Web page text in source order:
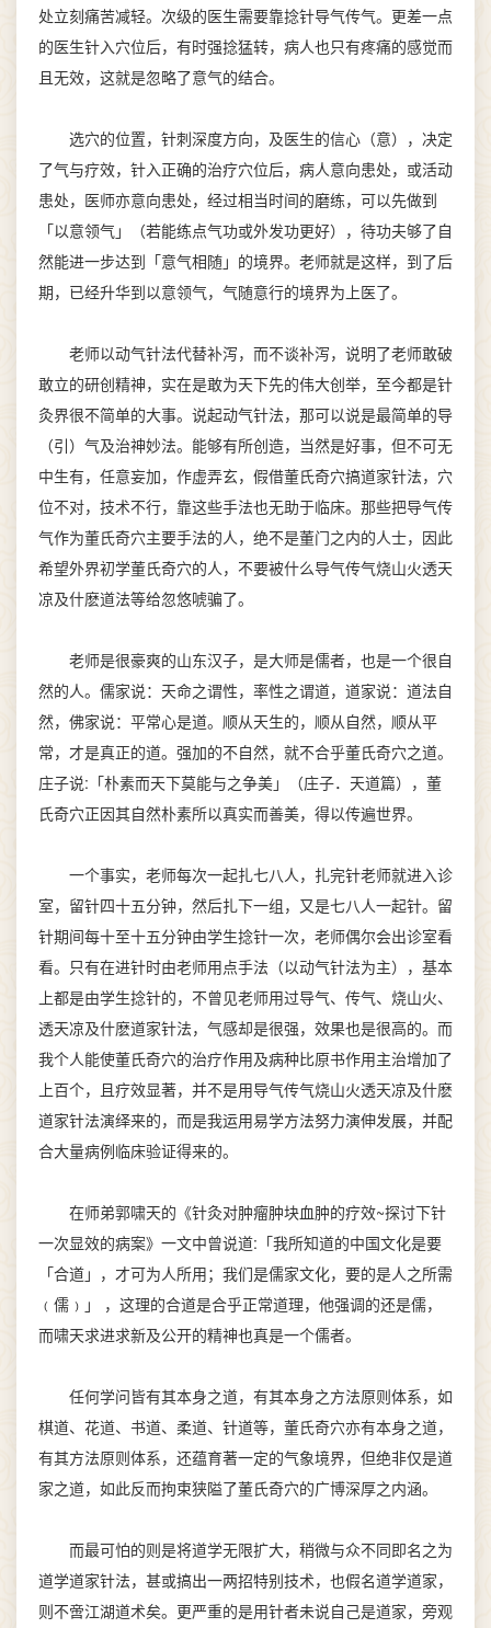
处立刻痛苦减轻。次级的医生需要靠捻针导气传气。更差一点
的医生针入穴位后，有时强捻猛转，病人也只有疼痛的感觉而
且无效，这就是忽略了意气的结合。
选穴的位置，针刺深度方向，及医生的信心（意），决定
了气与疗效，针入正确的治疗穴位后，病人意向患处，或活动
患处，医师亦意向患处，经过相当时间的磨练，可以先做到
「以意领气」（若能练点气功或外发功更好），待功夫够了自
然能进一步达到「意气相随」的境界。老师就是这样，到了后
期，已经升华到以意领气，气随意行的境界为上医了。
老师以动气针法代替补泻，而不谈补泻，说明了老师敢破
敢立的研创精神，实在是敢为天下先的伟大创举，至今都是针
灸界很不简单的大事。说起动气针法，那可以说是最简单的导
（引）气及治神妙法。能够有所创造，当然是好事，但不可无
中生有，任意妄加，作虚弄玄，假借董氏奇穴搞道家针法，穴
位不对，技术不行，靠这些手法也无助于临床。那些把导气传
气作为董氏奇穴主要手法的人，绝不是董门之内的人士，因此
希望外界初学董氏奇穴的人，不要被什么导气传气烧山火透天
凉及什麽道法等给忽悠唬骗了。
老师是很豪爽的山东汉子，是大师是儒者，也是一个很自
然的人。儒家说：天命之谓性，率性之谓道，道家说：道法自
然，佛家说：平常心是道。顺从天生的，顺从自然，顺从平
常，才是真正的道。强加的不自然，就不合乎董氏奇穴之道。
庄子说:「朴素而天下莫能与之争美」（庄子．天道篇），董
氏奇穴正因其自然朴素所以真实而善美，得以传遍世界。
一个事实，老师每次一起扎七八人，扎完针老师就进入诊
室，留针四十五分钟，然后扎下一组，又是七八人一起针。留
针期间每十至十五分钟由学生捻针一次，老师偶尔会出诊室看
看。只有在进针时由老师用点手法（以动气针法为主），基本
上都是由学生捻针的，不曾见老师用过导气、传气、烧山火、
透天凉及什麽道家针法，气感却是很强，效果也是很高的。而
我个人能使董氏奇穴的治疗作用及病种比原书作用主治增加了
上百个，且疗效显著，并不是用导气传气烧山火透天凉及什麽
道家针法演绎来的，而是我运用易学方法努力演伸发展，并配
合大量病例临床验证得来的。
在师弟郭啸天的《针灸对肿瘤肿块血肿的疗效~探讨下针
一次显效的病案》一文中曾说道:「我所知道的中国文化是要
「合道」，才可为人所用；我们是儒家文化，要的是人之所需
﹙儒﹚」 ，这理的合道是合乎正常道理，他强调的还是儒，
而啸天求进求新及公开的精神也真是一个儒者。
任何学问皆有其本身之道，有其本身之方法原则体系，如
棋道、花道、书道、柔道、针道等，董氏奇穴亦有本身之道，
有其方法原则体系，还蕴育著一定的气象境界，但绝非仅是道
家之道，如此反而拘束狭隘了董氏奇穴的广博深厚之内涵。
而最可怕的则是将道学无限扩大，稍微与众不同即名之为
道学道家针法，甚或搞出一两招特别技术，也假名道学道家，
则不啻江湖道术矣。更严重的是用针者未说自己是道家，旁观